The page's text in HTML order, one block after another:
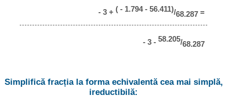
- 3 + ( - 1.794 - 56.411)/68.287 =
- 3 - 58.205/68.287
Simplifică fracția la forma echivalentă cea mai simplă,
ireductibilă: